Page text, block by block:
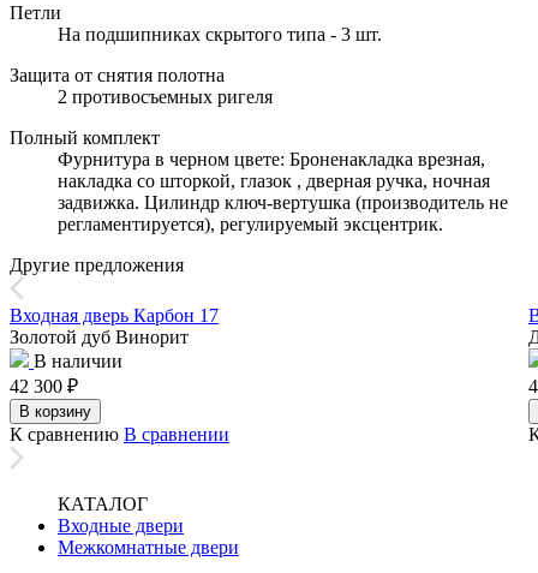
Петли
На подшипниках скрытого типа - 3 шт.
Защита от снятия полотна
2 противосъемных ригеля
Полный комплект
Фурнитура в черном цвете: Броненакладка врезная,
накладка со шторкой, глазок , дверная ручка, ночная
задвижка. Цилиндр ключ-вертушка (производитель не
регламентируется), регулируемый эксцентрик.
Другие предложения
Входная дверь Карбон 17
Золотой дуб Винорит
В наличии
42 300 ₽
В корзину
К сравнению В сравнении
КАТАЛОГ
Входные двери
Межкомнатные двери